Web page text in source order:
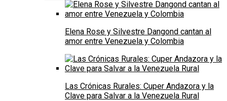
Elena Rose y Silvestre Dangond cantan al
amor entre Venezuela y Colombia
Las Crónicas Rurales: Cuper Andazora y la
Clave para Salvar a la Venezuela Rural